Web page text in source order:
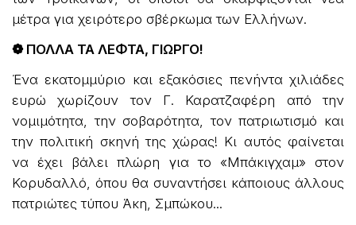
μέτρα για χειρότερο σβέρκωμα των Ελλήνων.
❁ ΠΟΛΛΑ ΤΑ ΛΕΦΤΑ, ΓΙΩΡΓΟ!
Ένα εκατομμύριο και εξακόσιες πενήντα χιλιάδες
ευρώ χωρίζουν τον Γ. Καρατζαφέρη από την
νομιμότητα, την σοβαρότητα, τον πατριωτισμό και
την πολιτική σκηνή της χώρας! Κι αυτός φαίνεται
να έχει βάλει πλώρη για το «Μπάκιγχαμ» στον
Κορυδαλλό, όπου θα συναντήσει κάποιους άλλους
πατριώτες τύπου Άκη, Σμπώκου...